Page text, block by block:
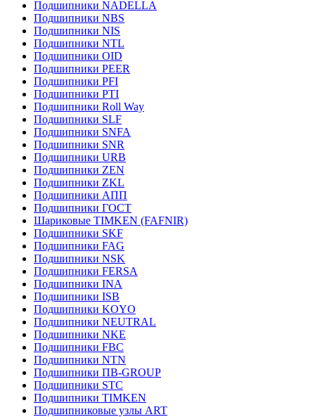
Подшипники NADELLA
Подшипники NBS
Подшипники NIS
Подшипники NTL
Подшипники OID
Подшипники PEER
Подшипники PFI
Подшипники PTI
Подшипники Roll Way
Подшипники SLF
Подшипники SNFA
Подшипники SNR
Подшипники URB
Подшипники ZEN
Подшипники ZKL
Подшипники АПП
Подшипники ГОСТ
Шариковые ТІMKEN (FAFNIR)
Подшипники SKF
Подшипники FAG
Подшипники NSK
Подшипники FERSA
Подшипники INA
Подшипники ISB
Подшипники KOYO
Подшипники NEUTRAL
Подшипники NKE
Подшипники FBC
Подшипники NTN
Подшипники ПВ-GROUP
Подшипники STC
Подшипники TIMKEN
Подшипниковые узлы ART